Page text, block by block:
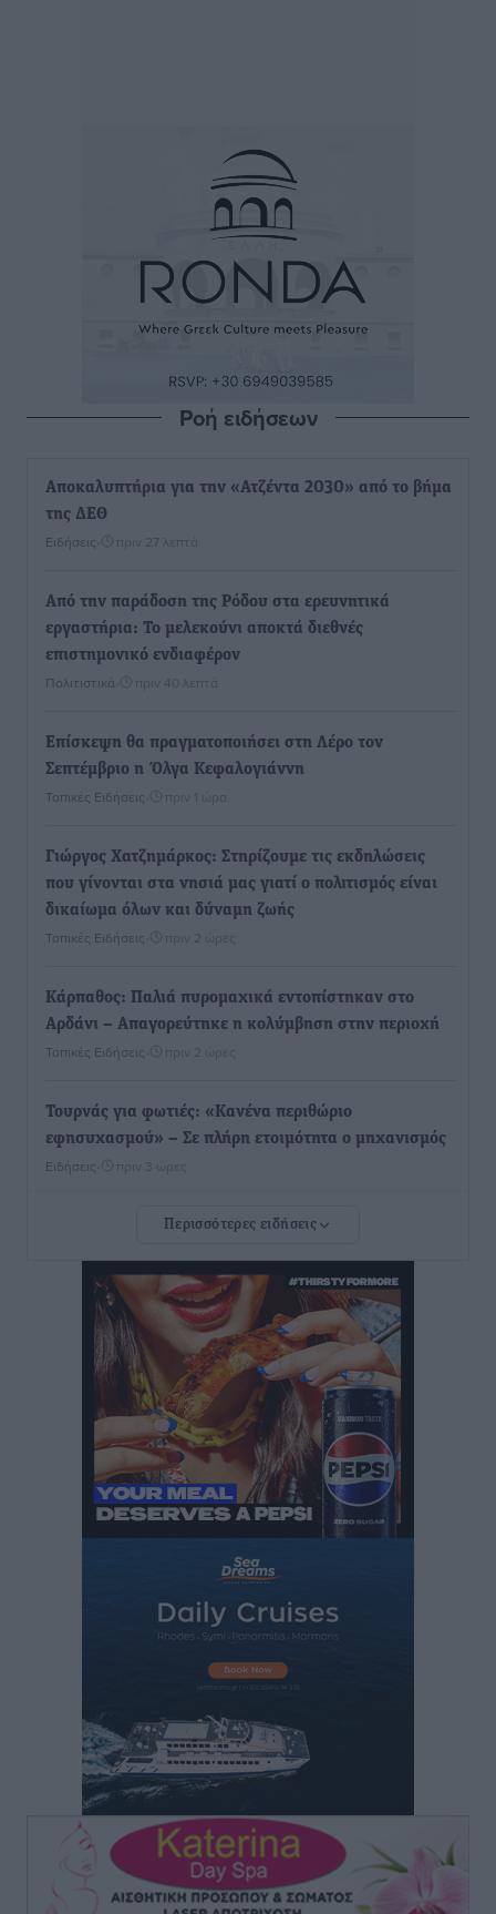
Ροή ειδήσεων
Αποκαλυπτήρια για την «Ατζέντα 2030» από το βήμα
της ΔΕΘ
Ειδήσεις πριν 27 λεπτά
Από την παράδοση της Ρόδου στα ερευνητικά
εργαστήρια: Το μελεκούνι αποκτά διεθνές
επιστημονικό ενδιαφέρον
Πολιτιστικά πριν 40 λεπτά
Επίσκεψη θα πραγματοποιήσει στη Λέρο τον
Σεπτέμβριο η Όλγα Κεφαλογιάννη
Τοπικές Ειδήσεις πριν 1 ώρα
Γιώργος Χατζημάρκος: Στηρίζουμε τις εκδηλώσεις
που γίνονται στα νησιά μας γιατί ο πολιτισμός είναι
δικαίωμα όλων και δύναμη ζωής
Τοπικές Ειδήσεις πριν 2 ώρες
Κάρπαθος: Παλιά πυρομαχικά εντοπίστηκαν στο
Αρδάνι – Απαγορεύτηκε η κολύμβηση στην περιοχή
Τοπικές Ειδήσεις πριν 2 ώρες
Τουρνάς για φωτιές: «Κανένα περιθώριο
εφησυχασμού» – Σε πλήρη ετοιμότητα ο μηχανισμός
Ειδήσεις πριν 3 ώρες
Καιρός: Επιμένουν οι υψηλές θερμοκρασίες – Ισχυρά
Τοπικές Ειδήσεις• πριν 4 ώρες
Τα φοιτητικά ενοίκια «τινάζουν στον αέρα» τους
οικογενειακούς προϋπολογισμούς
πριν 4 ώρες
Δύο νέοι ξενώνες παραδόθηκαν στις Ένοπλες
Δυνάμεις στη νήσο Ρω
Τοπικές Ειδήσεις• πριν 4 ώρες
Συνεχίζεται η έξοδος του Αυγούστου – Πάνω από
πριν 4 ώρες
Μόνιμες θέσεις στους παιδικούς σταθμούς: Οι
για τους δήμους
Τοπικές Ειδήσεις• πριν 4 ώρες
Δεύτερη πηγή εισοδήματος για τους επαγγελματίες
ψαράδες ο αλιευτικός τουρισμός
Ειδήσεις πριν 5 ώρες
Περισσότερες ειδήσεις